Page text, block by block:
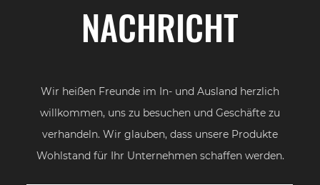
NACHRICHT
Wir heißen Freunde im In- und Ausland herzlich
willkommen, uns zu besuchen und Geschäfte zu
verhandeln. Wir glauben, dass unsere Produkte
Wohlstand für Ihr Unternehmen schaffen werden.